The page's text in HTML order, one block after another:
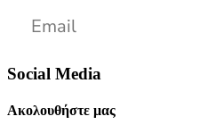
Social Media
Ακολουθήστε μας